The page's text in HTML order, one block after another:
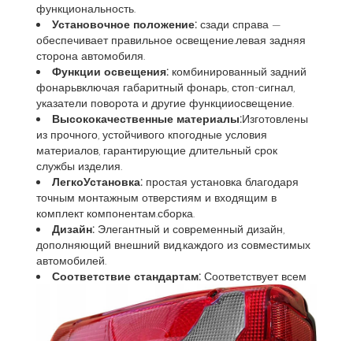
функциональность.
Установочное положение: сзади справа —
обеспечивает правильное освещение.левая задняя
сторона автомобиля.
Функции освещения: комбинированный задний
фонарьвключая габаритный фонарь, стоп-сигнал,
указатели поворота и другие функцииосвещение.
Высококачественные материалы:Изготовлены
из прочного, устойчивого кпогодные условия
материалов, гарантирующие длительный срок
службы изделия.
ЛегкоУстановка: простая установка благодаря
точным монтажным отверстиям и входящим в
комплект компонентам.сборка.
Дизайн: Элегантный и современный дизайн,
дополняющий внешний вид.каждого из совместимых
автомобилей.
Соответствие стандартам: Соответствует всем